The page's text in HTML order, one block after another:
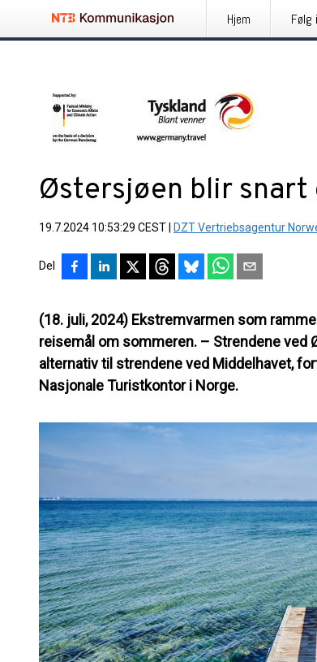
Hjem Følg
Østersjøen blir snart
19.7.2024 10:53:29 CEST DZT Vertriebsagentur
Del
(18. juli, 2024) Ekstremvarmen som
reisemål om sommeren. – Strendene ved
alternativ til strendene ved Middelhavet,
Nasjonale Turistkontor i Norge.